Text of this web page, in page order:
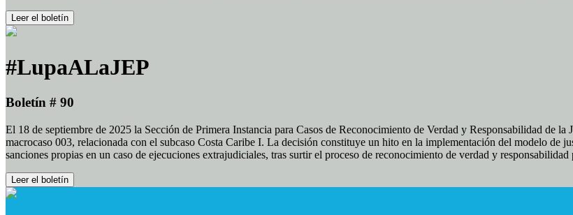
Leer el boletín
#LupaALaJEP
Boletín # 90
El 18 de septiembre de 2025 la Sección de Primera Instancia para Casos de Reconocimiento de Verdad y Responsabilidad de
macrocaso 003, relacionada con el subcaso Costa Caribe I. La decisión constituye un hito en la implementación del modelo
sanciones propias en un caso de ejecuciones extrajudiciales, tras surtir el proceso de reconocimiento de verdad y responsabilidad
Leer el boletín